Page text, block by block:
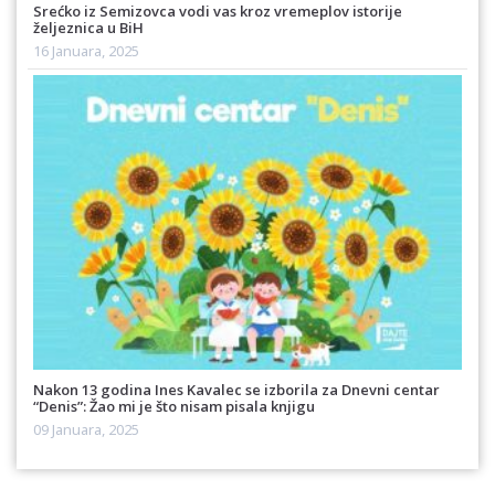
Srećko iz Semizovca vodi vas kroz vremeplov istorije
željeznica u BiH
16 Januara, 2025
Nakon 13 godina Ines Kavalec se izborila za Dnevni centar
“Denis”: Žao mi je što nisam pisala knjigu
09 Januara, 2025